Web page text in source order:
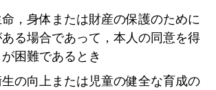
命，身体または財産の保護のために
る場合であって，本人の同意を得
困難であるとき
の向上または児童の健全な育成の